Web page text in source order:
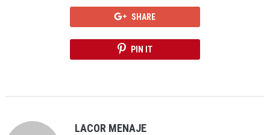
SHARE
PIN IT
LACOR MENAJE